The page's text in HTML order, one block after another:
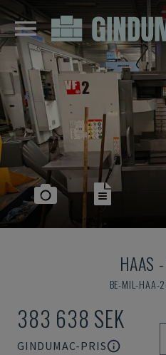
HAAS -
BE-MIL-
383 638 SEK
GINDUMAC-PRIS